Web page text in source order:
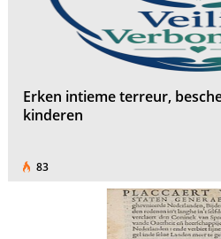
Erken intieme terreur,
kinderen
83